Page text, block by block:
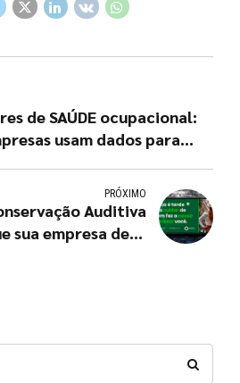
de SAÚDE ocupacional:
usam dados para
PRÓXIMO
Auditiva
sua empresa deve